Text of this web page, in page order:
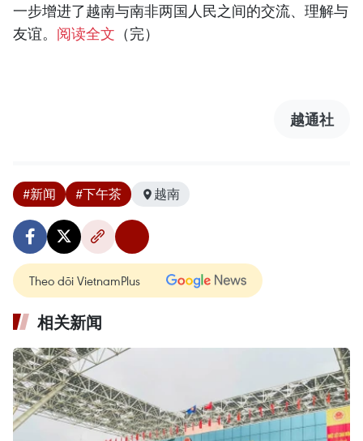
一步增进了越南与南非两国人民之间的交流、理解与
友谊。 阅读全文 （完）
越通社
#新闻 #下午茶 越南
Theo dõi VietnamPlus
相关新闻